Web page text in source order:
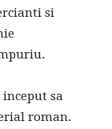
si
sa
roman.